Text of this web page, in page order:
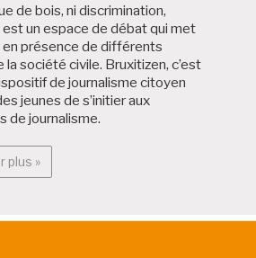
de bois, ni discrimination,
un espace de débat qui met
en présence de différents
la société civile. Bruxitizen, c’est
de journalisme citoyen
jeunes de s’initier aux
de journalisme.
plus »En savoir plus : Bruxitizen